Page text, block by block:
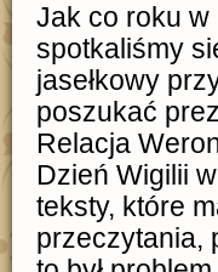
Jak co roku w
spotkaliśmy
jasełkowy
poszukać
Relacja
Dzień Wigilii
teksty, które
przeczytania,